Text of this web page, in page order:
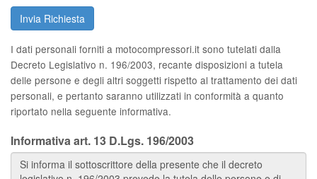
Invia Richiesta
I dati personali forniti a motocompressori.it sono tutelati dalla
Decreto Legislativo n. 196/2003, recante disposizioni a tutela
delle persone e degli altri soggetti rispetto al trattamento dei dati
personali, e pertanto saranno utilizzati in conformità a quanto
riportato nella seguente informativa.
Informativa art. 13 D.Lgs. 196/2003